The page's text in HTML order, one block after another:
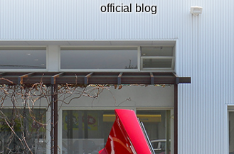
official blog